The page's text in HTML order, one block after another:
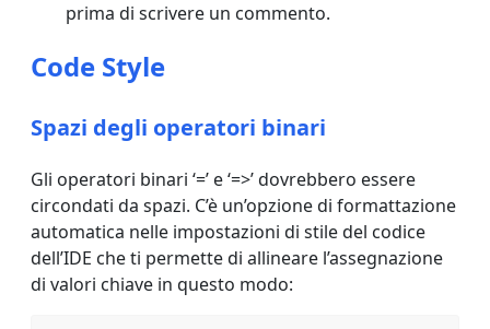
prima di scrivere un commento.
Code Style
Spazi degli operatori binari
Gli operatori binari ‘=’ e ‘=>’ dovrebbero essere
circondati da spazi. C’è un’opzione di formattazione
automatica nelle impostazioni di stile del codice
dell’IDE che ti permette di allineare l’assegnazione
di valori chiave in questo modo: